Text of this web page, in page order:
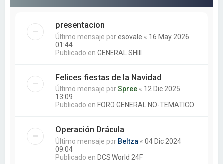
presentacion
Último mensaje poresovale « 16 May 2026
01:44
Publicado enGENERAL SHIII
Felices fiestas de la Navidad
Último mensaje porSpree « 12 Dic 2025
13:09
Publicado en FORO GENERAL NO-TEMATICO
Operación Drácula
Último mensaje por Beltza «04 Dic 2024
09:04
Publicado en DCS World 24F